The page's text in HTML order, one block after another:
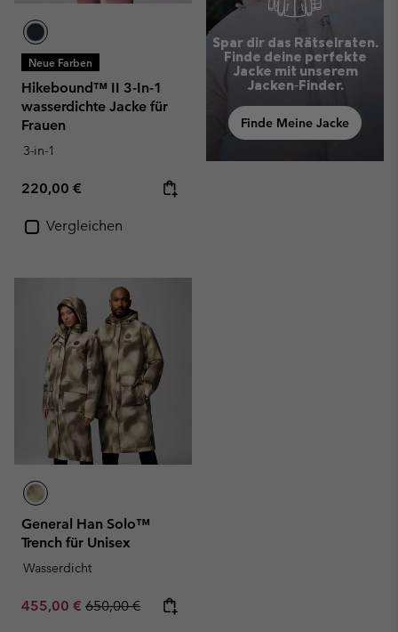
Neue Farben
Hikebound™ II 3-In-1
wasserdichte Jacke für
Frauen
3-in-1
Regular price:
220,00 €
Vergleichen
Spar dir das Rätselraten.
Finde deine perfekte
Jacke mit unserem
Jacken‑Finder.
Finde Meine Jacke
General Han Solo™
Trench für Unisex
Wasserdicht
Sale price:
455,00 € Regular price:
650,00 €